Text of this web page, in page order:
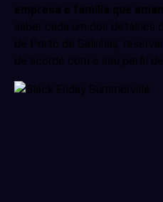
empresa e família que
saber cada um dos detalhes
de Porto de Galinhas,
de acordo com o seu perfil